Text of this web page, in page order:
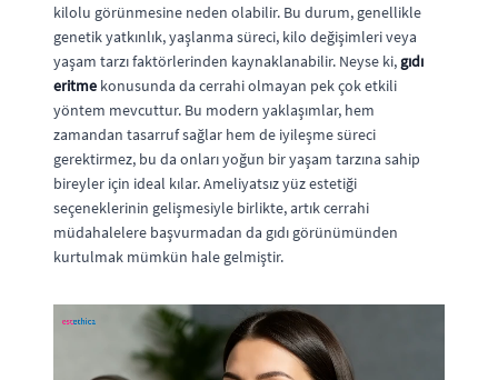
kilolu görünmesine neden olabilir. Bu durum, genellikle
genetik yatkınlık, yaşlanma süreci, kilo değişimleri veya
yaşam tarzı faktörlerinden kaynaklanabilir. Neyse ki, gıdı
eritme konusunda da cerrahi olmayan pek çok etkili
yöntem mevcuttur. Bu modern yaklaşımlar, hem
zamandan tasarruf sağlar hem de iyileşme süreci
gerektirmez, bu da onları yoğun bir yaşam tarzına sahip
bireyler için ideal kılar. Ameliyatsız yüz estetiği
seçeneklerinin gelişmesiyle birlikte, artık cerrahi
müdahalelere başvurmadan da gıdı görünümünden
kurtulmak mümkün hale gelmiştir.